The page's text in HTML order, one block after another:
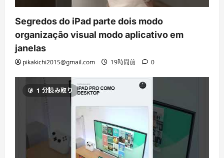
Segredos do iPad parte dois modo
organização visual modo aplicativo em
janelas
pikakichi2015@gmail.com 19時間前 0
1 分読み取り